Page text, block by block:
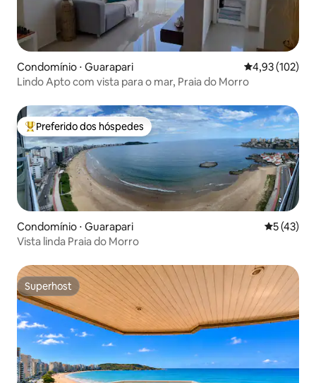
Condomínio ⋅ Guarapari 4,93 de uma
4,93 (102)
Lindo Apto com vista para o mar, Praia do Morro
Entre os melhores preferidos dos hóspedes
Preferido dos hóspedes
Condomínio ⋅ Guarapari 5 de uma
5 (43)
Vista linda Praia do Morro
Superhost
Superhost